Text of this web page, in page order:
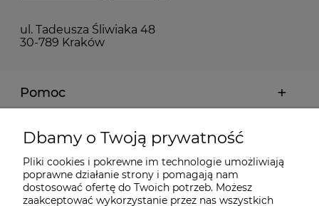
ul. Tadeusza Śliwiaka 48
30-789 Kraków
Pomoc
Moje konto
Płatności i dostawa
Dbamy o Twoją prywatność
Pliki cookies i pokrewne im technologie umożliwiają
poprawne działanie strony i pomagają nam
dostosować ofertę do Twoich potrzeb. Możesz
zaakceptować wykorzystanie przez nas wszystkich